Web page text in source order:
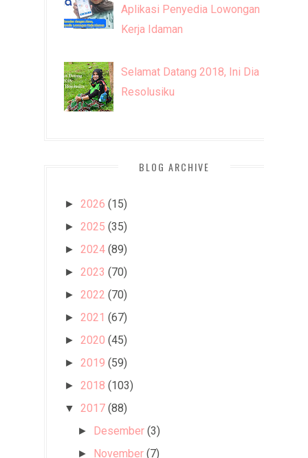
Aplikasi Penyedia Lowongan
Kerja Idaman
Selamat Datang 2018, Ini Dia
Resolusiku
BLOG ARCHIVE
► 2026 (15)
► 2025 (35)
► 2024 (89)
► 2023 (70)
► 2022 (70)
► 2021 (67)
► 2020 (45)
► 2019 (59)
► 2018 (103)
▼ 2017 (88)
► Desember (3)
► November (7)